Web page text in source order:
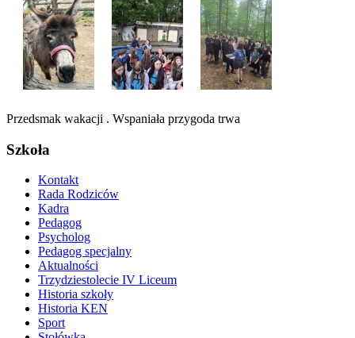
Przedsmak wakacji . Wspaniała przygoda trwa
Szkoła
Kontakt
Rada Rodziców
Kadra
Pedagog
Psycholog
Pedagog specjalny
Aktualności
Trzydziestolecie IV Liceum
Historia szkoły
Historia KEN
Sport